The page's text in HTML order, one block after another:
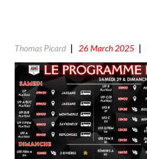
Thomas Picard 26 March 2025